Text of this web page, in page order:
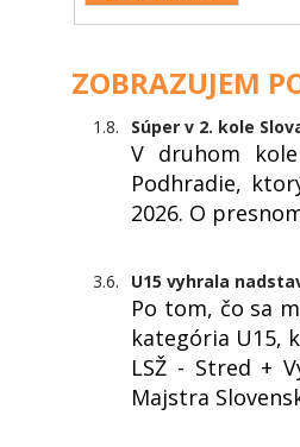
ZOBRAZUJEM
1.8. Súper v 2. kole
V druhom
Podhradie,
2026. O
3.6. U15 vyhrala
Po tom, čo sa
kategória U15,
LSŽ - Stred +
Majstra